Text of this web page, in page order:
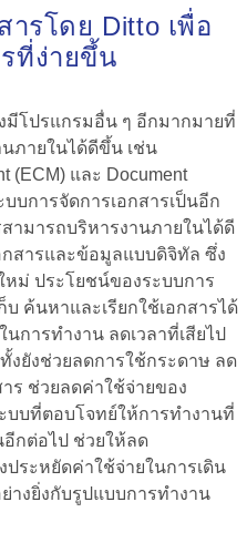
ารโดย Ditto เพื่อ
ที่ง่ายขึ้น
มีโปรแกรมอื่น ๆ อีกมากมายที่
ภายในได้ดีขึ้น เช่น
(ECM) และ Document
บบการจัดการเอกสารเป็นอีก
ามารถบริหารงานภายในได้ดี
กสารและข้อมูลแบบดิจิทัล ซึ่ง
ม่ ประโยชน์ของระบบการ
บ ค้นหาและเรียกใช้เอกสารได้
การทำงาน ลดเวลาที่เสียไป
งยังช่วยลดการใช้กระดาษ ลด
ร ช่วยลดค่าใช้จ่ายของ
บบที่ตอบโจทย์ให้การทำงานที่
กต่อไป ช่วยให้ลด
ระหยัดค่าใช้จ่ายในการเดิน
างยิ่งกับรูปแบบการทำงาน